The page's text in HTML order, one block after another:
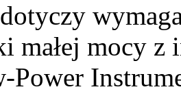
małej mocy
Power